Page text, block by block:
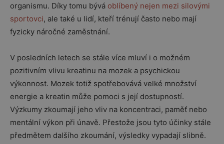
organismu. Díky tomu bývá oblíbený nejen mezi silovými
sportovci, ale také u lidí, kteří trénují často nebo mají
fyzicky náročné zaměstnání.
V posledních letech se stále více mluví i o možném
pozitivním vlivu kreatinu na mozek a psychickou
výkonnost. Mozek totiž spotřebovává velké množství
energie a kreatin může pomoci s její dostupností.
Výzkumy zkoumají jeho vliv na koncentraci, paměť nebo
mentální výkon při únavě. Přestože jsou tyto účinky stále
předmětem dalšího zkoumání, výsledky vypadají slibně.